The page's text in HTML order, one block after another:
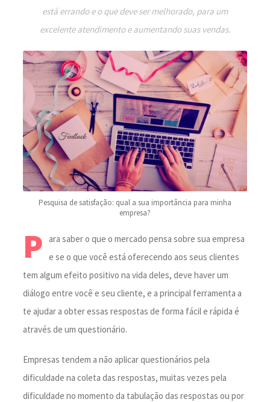
está errando e o que deve ser melhorado, para um
excelente atendimento e aumentando suas vendas.
Pesquisa de satisfação: qual a sua importância para minha
empresa?
P
ara saber o que o mercado pensa sobre sua empresa
e se o que você está oferecendo aos seus clientes
tem algum efeito positivo na vida deles, deve haver um
diálogo entre você e seu cliente, e a principal ferramenta a
te ajudar a obter essas respostas de forma fácil e rápida é
através de um questionário.
Empresas tendem a não aplicar questionários pela
dificuldade na coleta das respostas, muitas vezes pela
dificuldade no momento da tabulação das respostas ou por